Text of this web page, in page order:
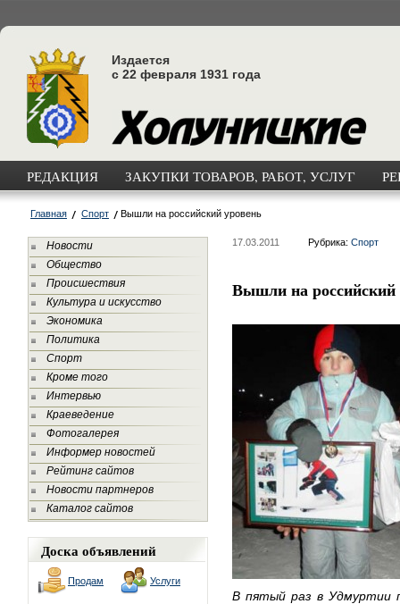
Издается
с 22 февраля 1931 года
РЕДАКЦИЯ ЗАКУПКИ ТОВАРОВ, РАБОТ, УСЛУГ
Главная Спорт Вышли на российский уровень
Новости
Общество
Происшествия
Культура и искусство
Экономика
Политика
Спорт
Кроме того
Интервью
Краеведение
Фотогалерея
Информер новостей
Рейтинг сайтов
Новости партнеров
Каталог сайтов
Доска объявлений
Продам Услуги
17.03.2011 Рубрика: Спорт
Вышли на российский
В пятый раз в Удмуртии